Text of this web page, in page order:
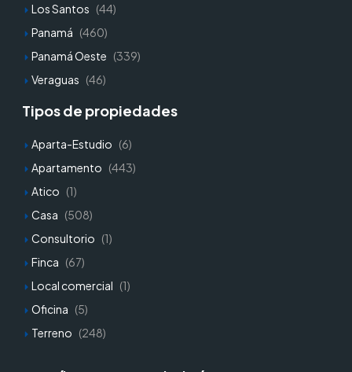
Los Santos (44)
Panamá (460)
Panamá Oeste (339)
Veraguas (46)
Tipos de propiedades
Aparta-Estudio (6)
Apartamento (443)
Atico (1)
Casa (508)
Consultorio (1)
Finca (67)
Local comercial (1)
Oficina (5)
Terreno (248)